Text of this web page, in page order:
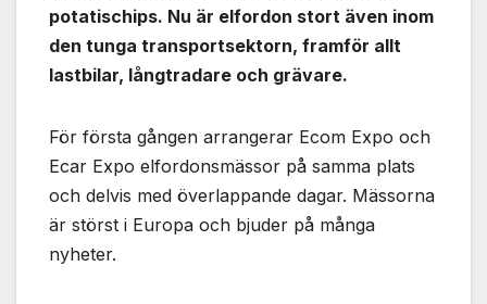
potatischips. Nu är elfordon stort även inom
den tunga transportsektorn, framför allt
lastbilar, långtradare och grävare.
För första gången arrangerar Ecom Expo och
Ecar Expo elfordonsmässor på samma plats
och delvis med överlappande dagar. Mässorna
är störst i Europa och bjuder på många
nyheter.